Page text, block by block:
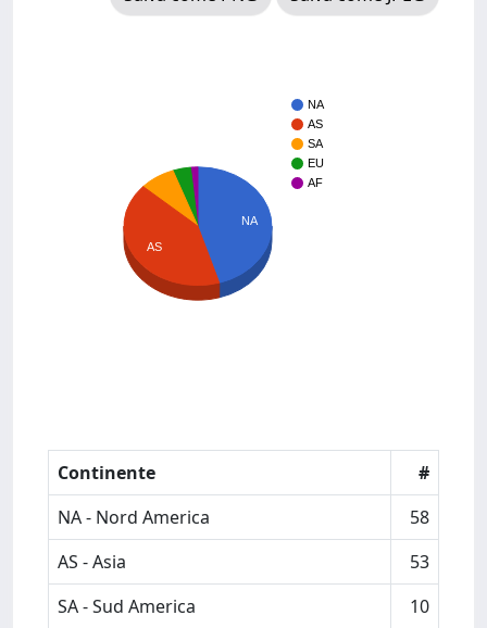
NA
AS
SA
EU
AF
NA
AS
Continente
#
NA - Nord America
58
AS - Asia
53
SA - Sud America
10